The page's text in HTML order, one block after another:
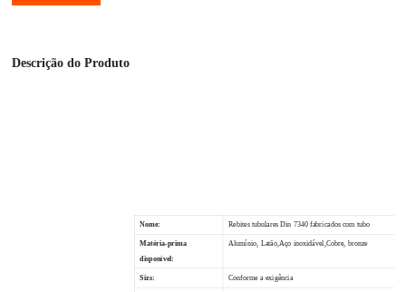
Descrição do Produto
Nome: Rebites tubulares Din 7340 fabricados com tubo
Matéria-prima
disponível:
Alumínio, Latão,Aço inoxidável,Cobre, bronze
Sizs: Conforme a exigência